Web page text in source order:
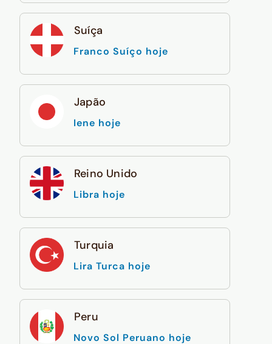
Suíça
Franco Suíço hoje
Japão
Iene hoje
Reino Unido
Libra hoje
Turquia
Lira Turca hoje
Peru
Novo Sol Peruano hoje